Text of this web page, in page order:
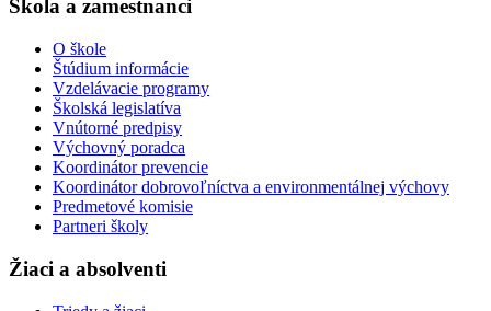
Škola a zamestnanci
O škole
Štúdium informácie
Vzdelávacie programy
Školská legislatíva
Vnútorné predpisy
Výchovný poradca
Koordinátor prevencie
Koordinátor dobrovoľníctva a environmentálnej výchovy
Predmetové komisie
Partneri školy
Žiaci a absolventi